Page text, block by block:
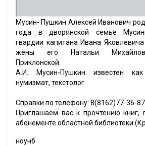
Мусин- Пушкин Алексей Иванович
года в дворянской семье
гвардии капитана Ивана
жены его Натальи
Приклонской.
А.И. Мусин-Пушкин известен как
нумизмат, текстолог.
Справки по телефону: 8(8162)77-36-87
Приглашаем вас к прочтению книг,
абонементе областной библиотеки
ноунб